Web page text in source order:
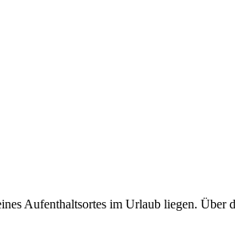
Aufenthaltsortes im Urlaub liegen. Über